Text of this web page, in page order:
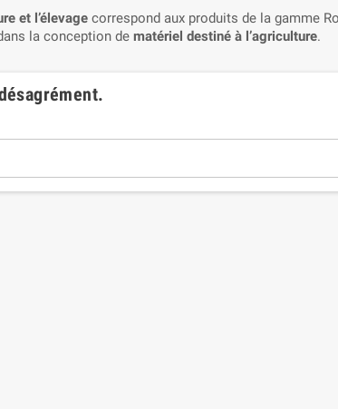
et l’élevage correspond aux produits de la gamme
la conception de matériel destiné à l’agriculture.